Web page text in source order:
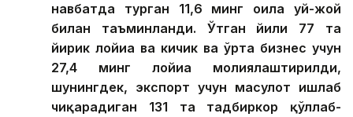
навбатда турган 11,6 минг оила уй-жой
билан таъминланди. Ўтган йили 77 та
йирик лойиҳа ва кичик ва ўрта бизнес учун
27,4 минг лойиҳа молиялаштирилди,
шунингдек, экспорт учун маҳсулот ишлаб
чиқарадиган 131 та тадбиркор қўллаб-